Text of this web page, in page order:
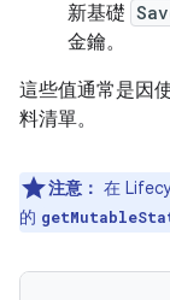
新基礎
金鑰。
這些值通常是因
料清單。
注意： 在
的